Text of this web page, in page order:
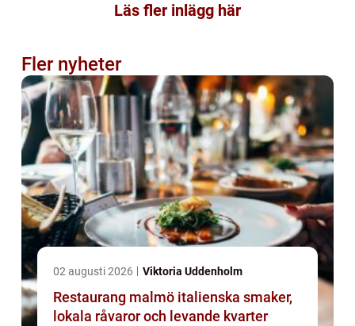
Läs fler inlägg här
Fler nyheter
02 augusti 2026 Viktoria Uddenholm
Restaurang malmö italienska smaker,
lokala råvaror och levande kvarter